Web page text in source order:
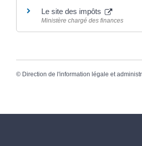
Le site des impôts
Ministère chargé des finances
© Direction de l'information légale et